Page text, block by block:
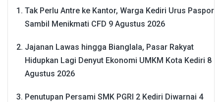
Tak Perlu Antre ke Kantor, Warga Kediri Urus Paspor
Sambil Menikmati CFD 9 Agustus 2026
Jajanan Lawas hingga Bianglala, Pasar Rakyat
Hidupkan Lagi Denyut Ekonomi UMKM Kota Kediri 8
Agustus 2026
Penutupan Persami SMK PGRI 2 Kediri Diwarnai 4